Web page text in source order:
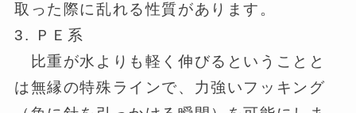
取った際に乱れる性質があります。
3. ＰＥ系
比重が水よりも軽く伸びるということと
は無縁の特殊ラインで、力強いフッキング